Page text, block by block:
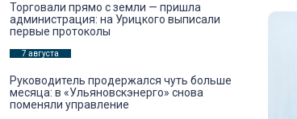
Торговали прямо с земли — пришла
администрация: на Урицкого выписали
первые протоколы
7 августа
Руководитель продержался чуть больше
месяца: в «Ульяновскэнерго» снова
поменяли управление